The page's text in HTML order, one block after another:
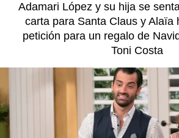
Adamari López y su hija se
carta para Santa Claus y Alaïa
petición para un regalo de
Toni Costa